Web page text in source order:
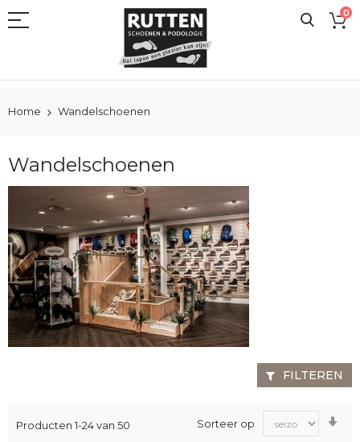
naar
0
Home Wandelschoenen
Wandelschoenen
Producten 1-24van 50 Sorteer op
FILTEREN